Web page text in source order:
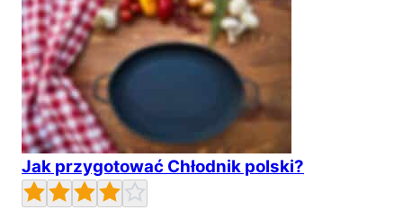
Jak przygotować Chłodnik polski?